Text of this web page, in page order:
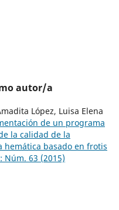
autor/a
López, Luisa Elena
de un programa
la calidad de la
basado en frotis
Núm. 63 (2015)